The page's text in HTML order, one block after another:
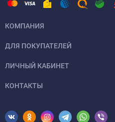
КОМПАНИЯ
ДЛЯ ПОКУПАТЕЛЕЙ
ЛИЧНЫЙ КАБИНЕТ
КОНТАКТЫ